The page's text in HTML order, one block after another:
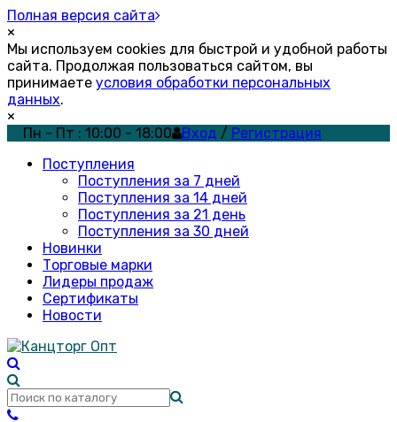
Полная версия сайта
×
Мы используем cookies для быстрой и удобной работы
сайта. Продолжая пользоваться сайтом, вы
принимаете условия обработки персональных
данных.
×
Пн - Пт : 10:00 - 18:00
Вход / Регистрация
Поступления
Поступления за 7 дней
Поступления за 14 дней
Поступления за 21 день
Поступления за 30 дней
Новинки
Торговые марки
Лидеры продаж
Сертификаты
Новости